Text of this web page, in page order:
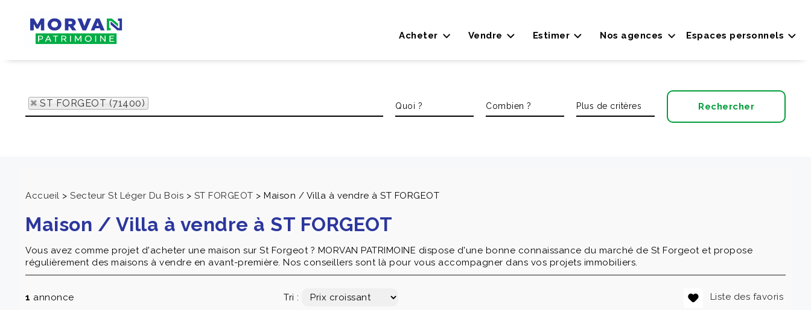
Espaces personnels
Acheter Vendre Estimer Nos agences
ST FORGEOT (71400)
Accueil > Secteur St Léger Du Bois > ST FORGEOT > Maison / Villa à vendre à ST FORGEOT
Maison / Villa à vendre à ST FORGEOT
Vous avez comme projet d'acheter une maison sur St Forgeot ? MORVAN PATRIMOINE dispose d'une bonne connaissance du marché de St Forgeot et propose
régulièrement des maisons à vendre en avant-première. Nos conseillers sont là pour vous accompagner dans vos projets immobiliers.
1 annonce Tri : Liste des favoris